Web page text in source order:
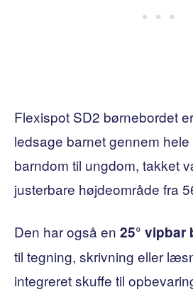
Flexispot SD2 børnebordet
ledsage barnet gennem
barndom til ungdom, takket
justerbare højdeområde fra
Den har også en 25° vipbar
til tegning, skrivning eller
integreret skuffe til